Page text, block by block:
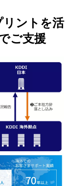
ントを活
ご支援